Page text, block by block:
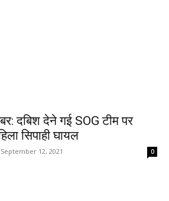
दबिश देने गई SOG टीम पर
सिपाही घायल
September 12, 2021 0